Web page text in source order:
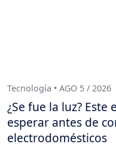
Tecnología • AGO 5 / 2026
¿Se fue la luz?
esperar antes de
electrodomésticos